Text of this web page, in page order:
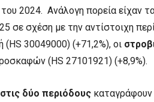
2024. Ανάλογη πορεία είχαν
σε σχέση με την αντίστοιχη
(HS 30049000) (+71,2%), οι
(HS 27101921) (+8,9%).
δύο περιόδους